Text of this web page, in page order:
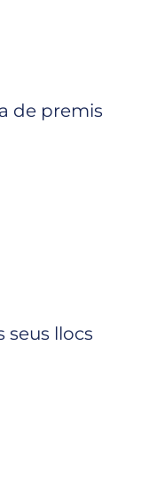
de premis
seus llocs